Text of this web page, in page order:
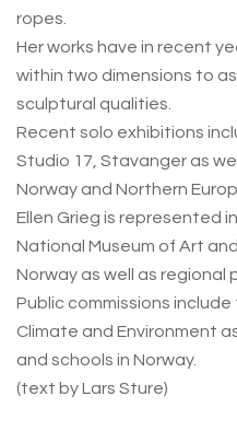
ropes.
Her works have in recent
within two dimensions to
sculptural qualities.
Recent solo exhibitions
Studio 17, Stavanger as
Norway and Northern
Ellen Grieg is represented
National Museum of Art
Norway as well as regional
Public commissions
Climate and Environment
and schools in Norway.
(text by Lars Sture)